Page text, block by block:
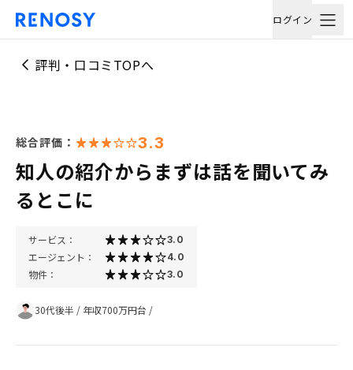
ログイン
評判・口コミTOPへ
総合評価： 3.3
知人の紹介からまずは話を聞いてみ
るとこに
サービス： 3.0
エージェント： 4.0
物件： 3.0
30代後半 / 年収700万円台 /